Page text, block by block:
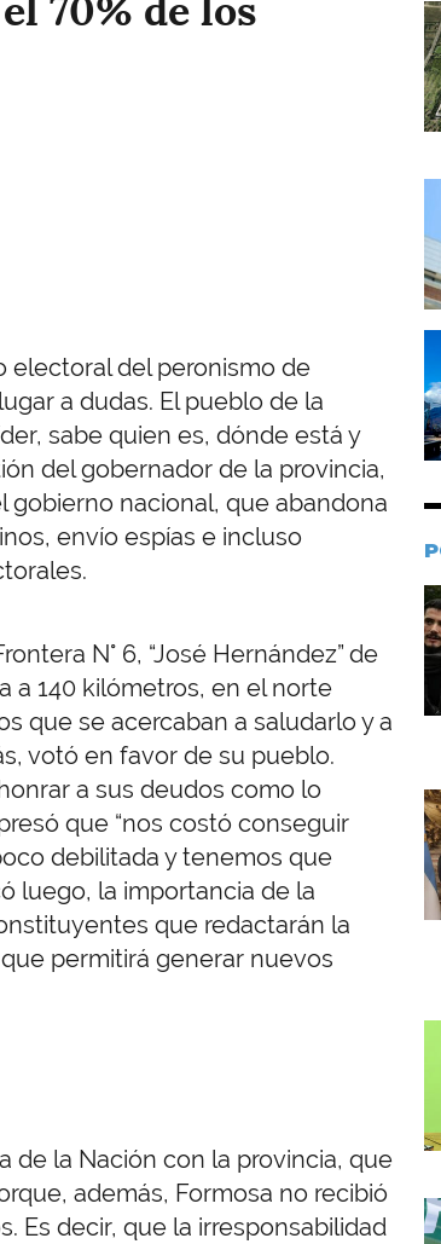
70% de los
electoral del peronismo de
a dudas. El pueblo de la
sabe quien es, dónde está y
del gobernador de la provincia,
gobierno nacional, que abandona
envío espías e incluso
N° 6, “José Hernández” de
a 140 kilómetros, en el norte
que se acercaban a saludarlo y a
votó en favor de su pueblo.
a sus deudos como lo
que “nos costó conseguir
debilitada y tenemos que
luego, la importancia de la
que redactarán la
permitirá generar nuevos
de la Nación con la provincia, que
además, Formosa no recibió
Es decir, que la irresponsabilidad